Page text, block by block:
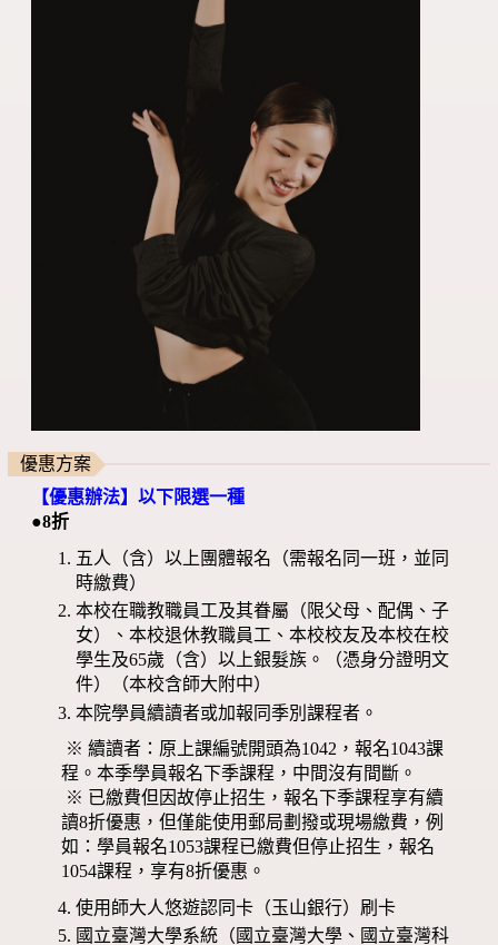
優惠方案
【優惠辦法】以下限選一種
●8折
五人（含）以上團體報名（需報名同一班，並同
時繳費）
本校在職教職員工及其眷屬（限父母、配偶、子
女）、本校退休教職員工、本校校友及本校在校
學生及65歲（含）以上銀髮族。（憑身分證明文
件）（本校含師大附中）
本院學員續讀者或加報同季別課程者。
※ 續讀者：原上課編號開頭為1042，報名1043課
程。本季學員報名下季課程，中間沒有間斷。
※ 已繳費但因故停止招生，報名下季課程享有續
讀8折優惠，但僅能使用郵局劃撥或現場繳費，例
如：學員報名1053課程已繳費但停止招生，報名
1054課程，享有8折優惠。
使用師大人悠遊認同卡（玉山銀行）刷卡
國立臺灣大學系統（國立臺灣大學、國立臺灣科